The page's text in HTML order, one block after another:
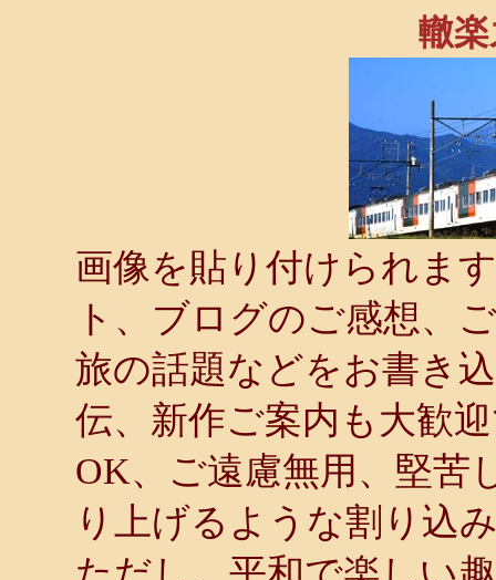
轍
画像を貼り付けられま
ト、ブログのご感想、
旅の話題などをお書き
伝、新作ご案内も大歓
OK、ご遠慮無用、堅苦
り上げるような割り込